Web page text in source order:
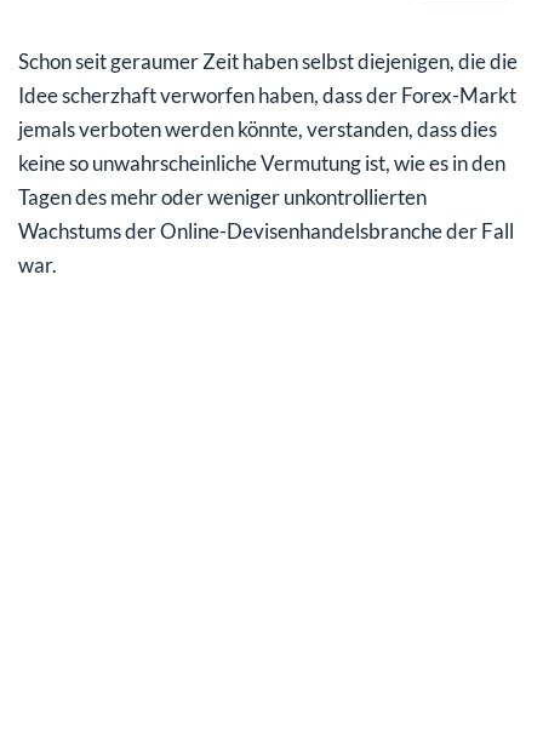
Devisenhandels ziemlich unpraktisch machen:
Schon seit geraumer Zeit haben selbst diejenigen, die die
Idee scherzhaft verworfen haben, dass der Forex-Markt
jemals verboten werden könnte, verstanden, dass dies
keine so unwahrscheinliche Vermutung ist, wie es in den
Tagen des mehr oder weniger unkontrollierten
Wachstums der Online-Devisenhandelsbranche der Fall
war.